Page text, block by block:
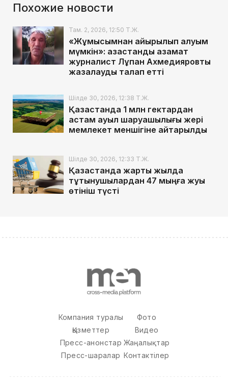
Похожие новости
Там. 2, 2026, 12:50 Т.Ж.
«Жұмысымнан айырылып қалуым
мүмкін»: қазақстандық азамат
журналист Лұқпан Ахмедияровты
жазалауды талап етті
Шілде 30, 2026, 12:38 Т.Ж.
Қазақстанда 1 млн гектардан
астам ауыл шаруашылығы жері
мемлекет меншігіне қайтарылды
Шілде 30, 2026, 12:33 Т.Ж.
Қазақстанда жарты жылда
тұтынушылардан 47 мыңға жуық
өтініш түсті
Компания туралы
Қызметтер
Пресс-анонстар
Пресс-шаралар
Фото
Видео
Жаңалықтар
Контактілер